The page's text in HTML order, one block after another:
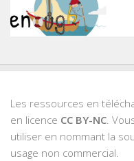
Les ressources en
en licence CC BY-NC.
utiliser en nommant la
usage non commercial.